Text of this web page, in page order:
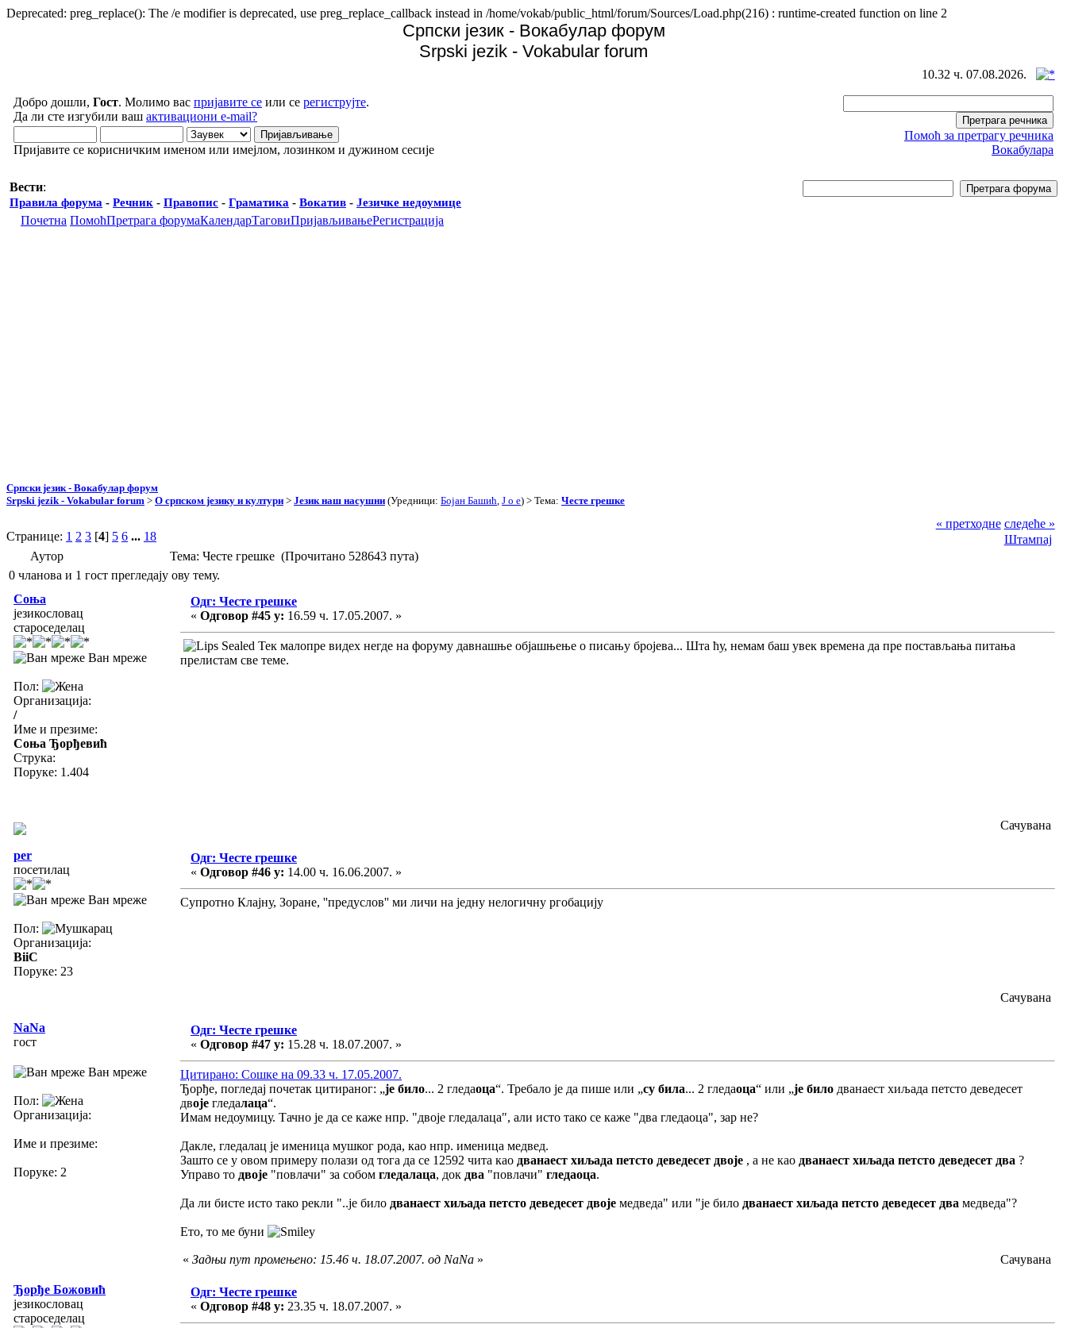
Deprecated: preg_replace(): The /e modifier is deprecated, use preg_replace_callback instead in /home/vokab/public_html/forum/Sources/Load.php(216) : runtime-created function on line 2
Српски језик - Вокабулар форум
Srpski jezik - Vokabular forum
10.32 ч. 07.08.2026.
Добро дошли, Гост. Молимо вас пријавите се или се региструјте.
Да ли сте изгубили ваш активациони e-mail?
Пријавите се корисничким именом или имејлом, лозинком и дужином сесије
Помоћ за претрагу речника
Вокабулара
Вести:
Правила форума - Речник - Правопис - Граматика - Вокатив - Језичке недоумице
Почетна ПомоћПретрага форумаКалендарТаговиПријављивањеРегистрација
Српски језик - Вокабулар форум
Srpski jezik - Vokabular forum > О српском језику и култури > Језик наш насушни (Уредници: Бојан Башић J o e) > Тема: Честе грешке
Странице: 1 2 3 [4] 5 6 ... 18
« претходне следеће »
Штампај
Аутор
Тема: Честе грешке (Прочитано 528643 пута)
0 чланова и 1 гост прегледају ову тему.
Соња
језикословац
староседелац
Ван мреже
Пол:
Организација:
/
Име и презиме:
Соња Ђорђевић
Струка:
Поруке: 1.404
Одг: Честе грешке
« Одговор #45 у: 16.59 ч. 17.05.2007. »
Тек малопре видех негде на форуму давнашње објашњење о писању бројева... Шта ћу, немам баш увек времена да пре постављања питања
прелистам све теме.
Сачувана
per
посетилац
Ван мреже
Пол:
Организација:
BiiC
Поруке: 23
Одг: Честе грешке
« Одговор #46 у: 14.00 ч. 16.06.2007. »
Супротно Клајну, Зоране, ''предуслов'' ми личи на једну нелогичну ргобацију
Сачувана
NaNa
гост
Ван мреже
Пол:
Организација:
Име и презиме:
Поруке: 2
Одг: Честе грешке
« Одговор #47 у: 15.28 ч. 18.07.2007. »
Цитирано: Сошке на 09.33 ч. 17.05.2007.
Ђорђе, погледај почетак цитираног: „је било... 2 гледаоца“. Требало је да пише или „су била... 2 гледаоца“ или „је било дванаест хиљада петсто деведесет
двоје гледалаца“.
Имам недоумицу. Тачно је да се каже нпр. "двоје гледалаца", али исто тако се каже "два гледаоца", зар не?
Дакле, гледалац је именица мушког рода, као нпр. именица медвед.
Зашто се у овом примеру полази од тога да се 12592 чита као дванаест хиљада петсто деведесет двоје , а не као дванаест хиљада петсто деведесет два ?
Управо то двоје "повлачи" за собом гледалаца, док два "повлачи" гледаоца.
Да ли бисте исто тако рекли "..је било дванаест хиљада петсто деведесет двоје медведа" или "је било дванаест хиљада петсто деведесет два медведа"?
Ето, то ме буни
« Задњи пут промењено: 15.46 ч. 18.07.2007. од NaNa » Сачувана
Ђорђе Божовић
језикословац
староседелац
Одг: Честе грешке
« Одговор #48 у: 23.35 ч. 18.07.2007. »